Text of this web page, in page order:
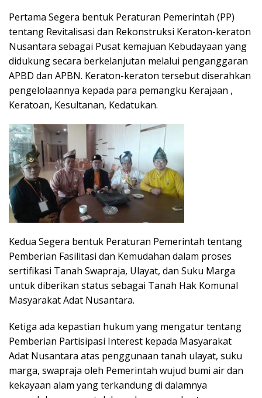
Pertama Segera bentuk Peraturan Pemerintah (PP)
tentang Revitalisasi dan Rekonstruksi Keraton-keraton
Nusantara sebagai Pusat kemajuan Kebudayaan yang
didukung secara berkelanjutan melalui penganggaran
APBD dan APBN. Keraton-keraton tersebut diserahkan
pengelolaannya kepada para pemangku Kerajaan ,
Keratoan, Kesultanan, Kedatukan.
Kedua Segera bentuk Peraturan Pemerintah tentang
Pemberian Fasilitasi dan Kemudahan dalam proses
sertifikasi Tanah Swapraja, Ulayat, dan Suku Marga
untuk diberikan status sebagai Tanah Hak Komunal
Masyarakat Adat Nusantara.
Ketiga ada kepastian hukum yang mengatur tentang
Pemberian Partisipasi Interest kepada Masyarakat
Adat Nusantara atas penggunaan tanah ulayat, suku
marga, swapraja oleh Pemerintah wujud bumi air dan
kekayaan alam yang terkandung di dalamnya